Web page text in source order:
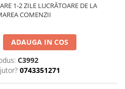
1-2 ZILE LUCRĂTOARE DE LA
COMENZII
ADAUGA IN COS
C3992
0743351271